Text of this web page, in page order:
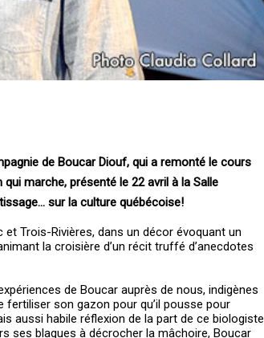
de Boucar Diouf, qui a remonté le cours
marche, présenté le 22 avril à la Salle
sur la culture québécoise!
et Trois-Rivières, dans un décor évoquant un
la croisière d’un récit truffé d’anecdotes
de Boucar auprès de nous, indigènes
fertiliser son gazon pour qu’il pousse pour
aussi habile réflexion de la part de ce biologiste
ses blagues à décrocher la mâchoire, Boucar